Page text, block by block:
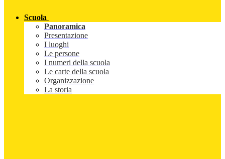
Scuola
Panoramica
Presentazione
I luoghi
Le persone
I numeri della scuola
Le carte della scuola
Organizzazione
La storia